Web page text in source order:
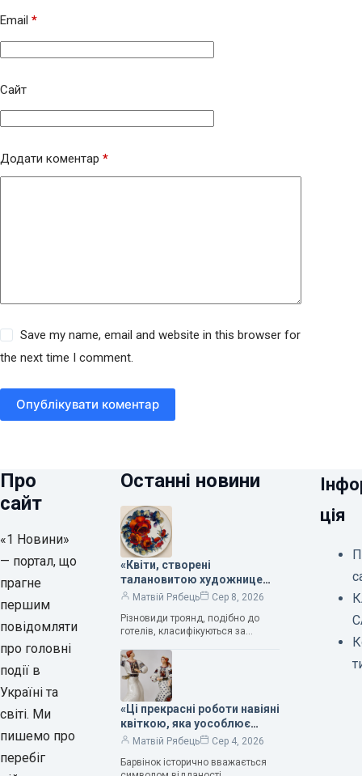
Email *
Сайт
Додати коментар *
Save my name, email and website in this browser for
the next time I comment.
Опублікувати коментар
Про
сайт
«1 Новини»
— портал, що
прагне
першим
повідомляти
про головні
події в
Україні та
світі. Ми
пишемо про
перебіг
Останні новини
«Квіти, створені
талановитою художницею
Валентиною Трегубовою,
— колекціонерка Людмила
Карпінська-Романюк
Матвій Рябець
Сер 8, 2026
Різновиди троянд, подібно до
готелів, класифікуються за
класифікації квітів їх лише чотири.
Критерії оцінки включають
розмір…
«Ці прекрасні роботи навіяні
квіткою, яка уособлює
нескінченне кохання», —
Людмила Карпінська-
Матвій Рябець
Сер 4, 2026
Барвінок історично вважається
ція